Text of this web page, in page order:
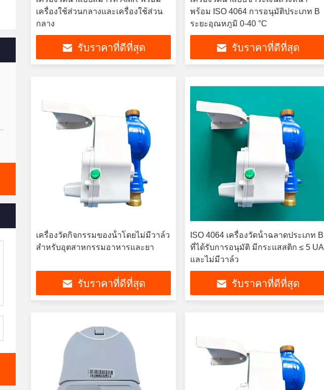
เครื่องใช้ส่วนกลางและเครื่องใช้ส่วน
กลาง
รับราคาที่ดีที่สุด
พร้อม ISO 4064 การอนุมัติประเภท B
ระยะอุณหภูมิ 0-40 °C
รับราคาที่ดีที่สุด
เครื่องวัดกิจกรรมของน้ําโดยไม่มีวาล์ว
สําหรับอุตสาหกรรมอาหารและยา
รับราคาที่ดีที่สุด
ISO 4064 เครื่องวัดน้ําฉลาดประเภท B
ที่ได้รับการอนุมัติ มีกระแสสติก ≤ 5 UA
และไม่มีวาล์ว
รับราคาที่ดีที่สุด